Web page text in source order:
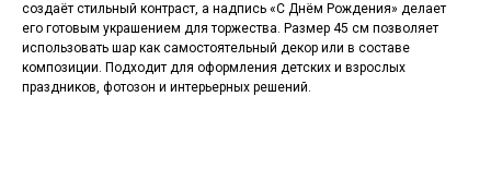
создаёт стильный контраст, а надпись «С Днём Рождения» делает
его готовым украшением для торжества. Размер 45 см позволяет
использовать шар как самостоятельный декор или в составе
композиции. Подходит для оформления детских и взрослых
праздников, фотозон и интерьерных решений.